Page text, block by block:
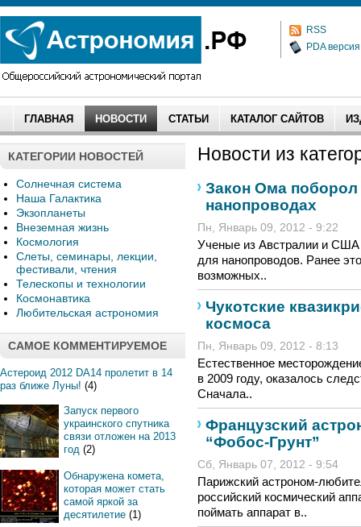
RSS
PDA версия
ГЛАВНАЯ НОВОСТИ СТАТЬИ КАТАЛОГ САЙТОВ
КАТЕГОРИИ НОВОСТЕЙ
Солнечная система
Наша Галактика
Экзопланеты
Внеземная жизнь
Космология
Слеты, семинары, лекции,
фестивали, чтения
Телескопы и технологии
Космонавтика
Любительская астрономия
САМОЕ КОММЕНТИРУЕМОЕ
Астероид 2012 DA14 пролетит в 14
раз ближе Луны! (4)
Запуск первого
украинского спутника
связи отложен на 2013
год (2)
Обнаружена комета,
которая может стать
самой яркой за
десятилетие (1)
Новости из
Закон Ома
нанопроводах
Пн, Январь 09, 2012 - 9:22
Ученые из Австралии и США
для нанопроводов. Ранее
возможных..
Чукотские
космоса
Пн, Январь 09, 2012 - 8:13
Естественное
в 2009 году, оказалось
Сначала..
Французский
“Фобос-Грунт”
Сб, Январь 07, 2012 - 9:54
Парижский астроном-
российский космический
поймать аппарат в..